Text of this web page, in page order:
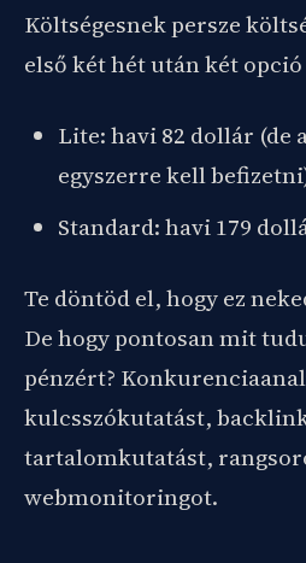
Költségesnek persze
első két hét után két
Lite: havi 82 dollár (de
egyszerre kell
Standard: havi 179
Te döntöd el, hogy ez
De hogy pontosan mit
pénzért?
kulcsszókutatást,
tartalomkutatást,
webmonitoringot.